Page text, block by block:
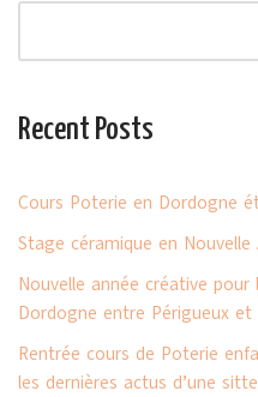
Recent Posts
Cours Poterie en Dordogne
Stage céramique en Nouvelle
Nouvelle année créative
Dordogne entre Périgueux et
Rentrée cours de Poterie
les dernières actus d’une